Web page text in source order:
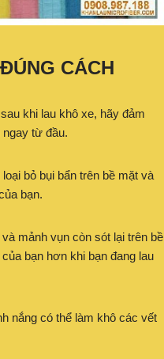
CÁCH
khi lau khô xe, hãy đảm
từ đầu.
bỏ bụi bẩn trên bề mặt và
bạn.
mảnh vụn còn sót lại trên bề
bạn hơn khi bạn đang lau
nắng có thể làm khô các vết